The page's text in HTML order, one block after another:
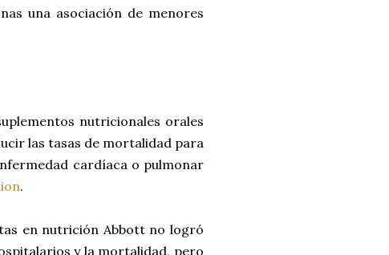
una asociación de menores
nutricionales orales
las tasas de mortalidad para
cardíaca o pulmonar
.
en nutrición Abbott no logró
y la mortalidad, pero